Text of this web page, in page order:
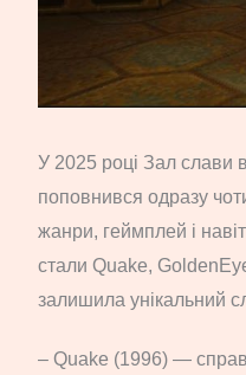
У 2025 році Зал слави
поповнився одразу
жанри, геймплей і
стали Quake,
залишила унікальний
– Quake (1996) —